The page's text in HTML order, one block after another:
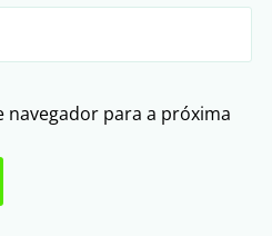
navegador para a próxima